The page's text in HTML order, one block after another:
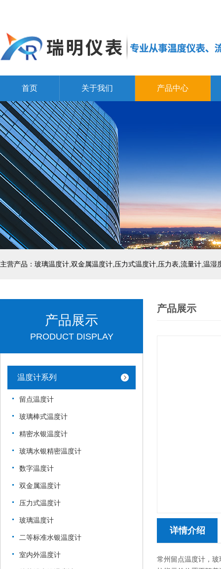
首页 关于我们 产品中心
产品展示
PRODUCT DISPLAY
温度计系列
留点温度计
玻璃棒式温度计
精密水银温度计
玻璃水银精密温度计
数字温度计
双金属温度计
压力式温度计
玻璃温度计
二等标准水银温度计
室内外温度计
产品展示
详情介绍
常州留点温度计，